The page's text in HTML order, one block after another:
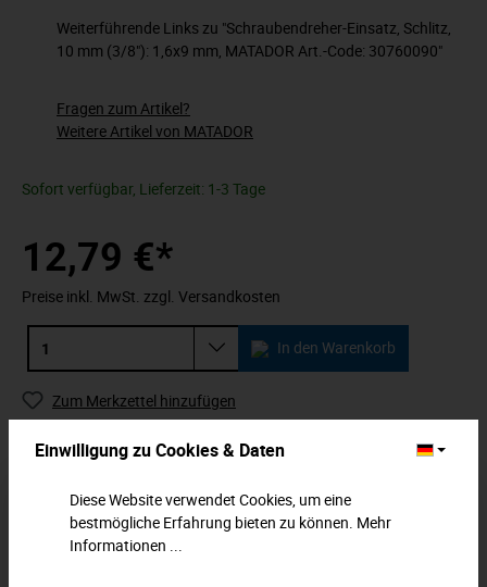
Weiterführende Links zu "Schraubendreher-Einsatz, Schlitz,
10 mm (3/8"): 1,6x9 mm, MATADOR Art.-Code: 30760090"
Fragen zum Artikel?
Weitere Artikel von MATADOR
Sofort verfügbar, Lieferzeit: 1-3 Tage
12,79 €*
Preise inkl. MwSt. zzgl. Versandkosten
In den Warenkorb
Zum Merkzettel hinzufügen
Schraubendreher-Einsatz (Schlitz). Für Schlitzschrauben.
Für Handbetätigung mit Knarre und Verbindungsteilen. Extra
harte Sp…Mehr
Einwilligung zu Cookies & Daten
Diese Website verwendet Cookies, um eine
bestmögliche Erfahrung bieten zu können. Mehr
Informationen ...